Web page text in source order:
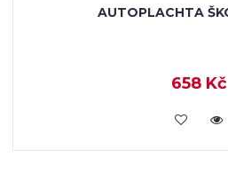
AUTOPLACHTA
658 Kč
KOUPIT